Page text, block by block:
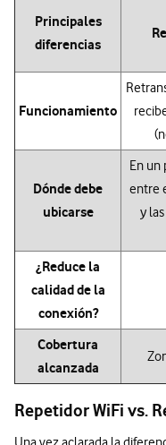
Principales
diferencias
Funcionamiento
Dónde debe
ubicarse
En
entre
y
¿Reduce la
calidad de la
conexión?
Cobertura
alcanzada
Repetidor WiFi vs.